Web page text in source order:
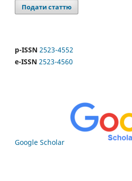
Подати статтю
p-ISSN 2523-4552
e-ISSN 2523-4560
Google Scholar